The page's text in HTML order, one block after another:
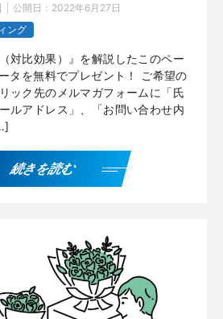
公開日： 2022年6月27日
ング
対比効果）』を解説したこのペー
タを無料でプレゼント！ ご希望の
ック先のメルマガフォームに「氏
ルアドレス」、「お問い合わせ内
続きを読む